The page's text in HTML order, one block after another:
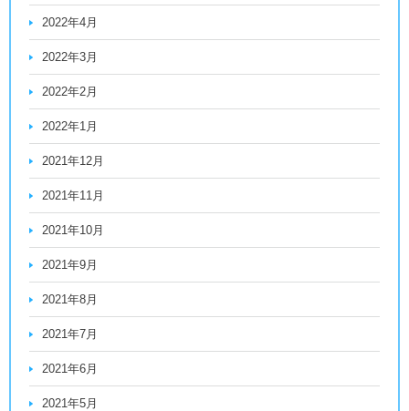
2022年4月
2022年3月
2022年2月
2022年1月
2021年12月
2021年11月
2021年10月
2021年9月
2021年8月
2021年7月
2021年6月
2021年5月